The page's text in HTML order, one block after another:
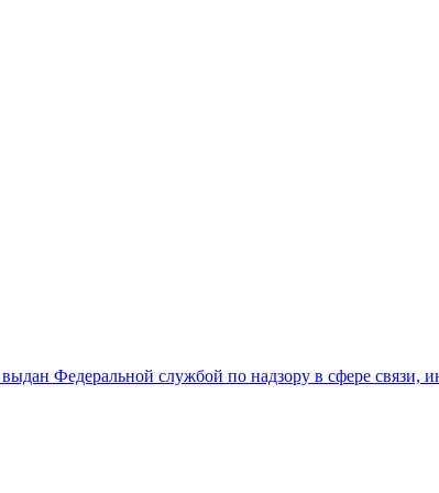
Федеральной службой по надзору в сфере связи,